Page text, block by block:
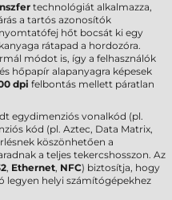
technológiát alkalmazza,
a tartós azonosítók
hőt bocsát ki egy
rátapad a hordozóra.
módot is, így a felhasználók
hőpapír alapanyagra képesek
dpi felbontás mellett páratlan
egydimenziós vonalkód (pl.
kód (pl. Aztec, Data Matrix,
köszönhetően a
a teljes tekercshosszon. Az
, Ethernet, NFC) biztosítja, hogy
helyi számítógépekhez